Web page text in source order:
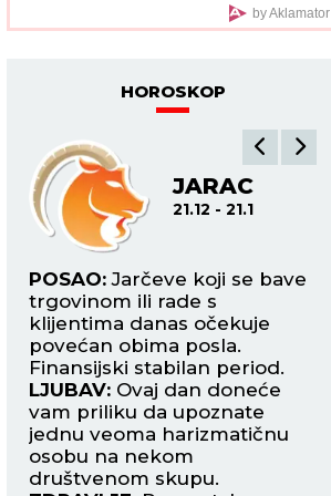
vitalnosti, ali NIŠTA
NIJE SLUČAJNO
by Aklamator
HOROSKOP
JARAC
21.12 - 21.1
POSAO: Jarčeve koji se bave
trgovinom ili rade s
klijentima danas očekuje
povećan obima posla.
Finansijski stabilan period.
LJUBAV: Ovaj dan doneće
vam priliku da upoznate
jednu veoma harizmatičnu
osobu na nekom
društvenom skupu.